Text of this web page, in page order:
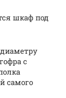
шкаф под
с
самого